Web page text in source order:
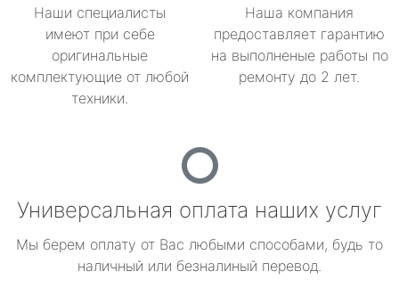
Наши специалисты
имеют при себе
оригинальные
комплектующие от любой
техники.
Наша компания
предоставляет гарантию
на выполненые работы по
ремонту до 2 лет.
Универсальная оплата наших услуг
Мы берем оплату от Вас любыми способами, будь то
наличный или безналиный перевод.